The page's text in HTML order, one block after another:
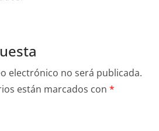
electrónico no será publicada.
están marcados con *